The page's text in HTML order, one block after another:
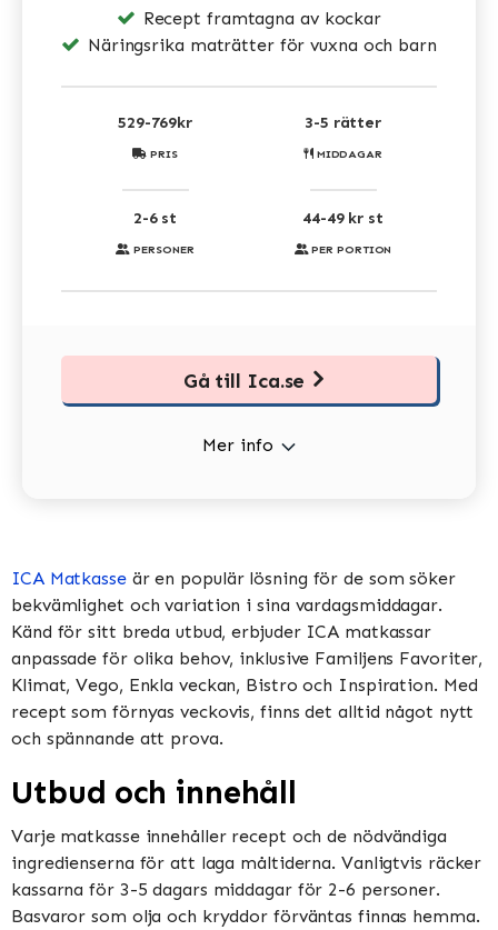
Recept framtagna av kockar
Näringsrika maträtter för vuxna och barn
PRIS
529-769kr
MIDDAGAR
3-5 rätter
PERSONER
2-6 st
PER PORTION
44-49 kr st
Mer info
Gå till Ica.se
ICA Matkasseär en populär lösning för de som söker
bekvämlighet och variation i sina vardagsmiddagar.
Känd för sitt breda utbud, erbjuder ICA matkassar
anpassade för olika behov, inklusive Familjens Favoriter,
Klimat, Vego, Enkla veckan, Bistro och Inspiration​​​​. Med
recept som förnyas veckovis, finns det alltid något nytt
och spännande att prova​​.
Utbud och innehåll
Varje matkasse innehåller recept och de nödvändiga
ingredienserna för att laga måltiderna. Vanligtvis räcker
kassarna för 3-5 dagars middagar för 2-6 personer.
Basvaror som olja och kryddor förväntas finnas hemma​​.